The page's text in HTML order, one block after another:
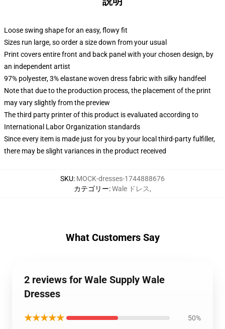
Loose swing shape for an easy, flowy fit
Sizes run large, so order a size down from your usual
Print covers entire front and back panel with your chosen design, by
an independent artist
97% polyester, 3% elastane woven dress fabric with silky handfeel
Note that due to the production process, the placement of the print
may vary slightly from the preview
The third party printer of this product is evaluated according to
International Labor Organization standards
Since every item is made just for you by your local third-party fulfiller,
there may be slight variances in the product received
SKU: MOCK-dresses-1744888676
カテゴリー:Wale ドレス,
What Customers Say
2 reviews for Wale Supply Wale
Dresses
★★★★★ 50%